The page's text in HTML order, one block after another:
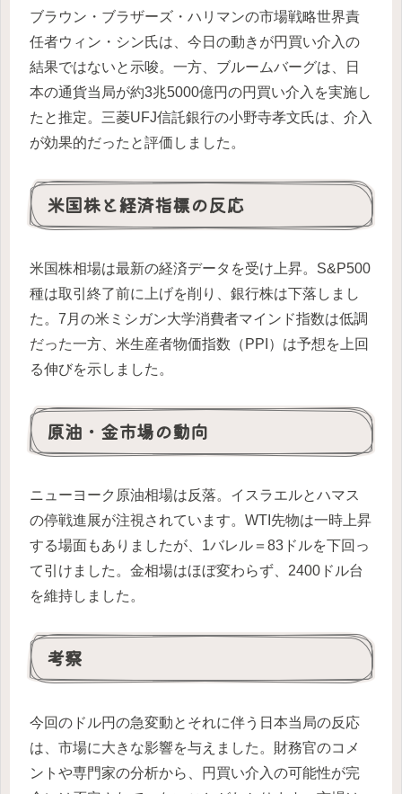
ブラウン・ブラザーズ・ハリマンの市場戦略世界責
任者ウィン・シン氏は、今日の動きが円買い介入の
結果ではないと示唆。一方、ブルームバーグは、日
本の通貨当局が約3兆5000億円の円買い介入を実施し
たと推定。三菱UFJ信託銀行の小野寺孝文氏は、介入
が効果的だったと評価しました。
米国株と経済指標の反応
米国株相場は最新の経済データを受け上昇。S&P500
種は取引終了前に上げを削り、銀行株は下落しまし
た。7月の米ミシガン大学消費者マインド指数は低調
だった一方、米生産者物価指数（PPI）は予想を上回
る伸びを示しました。
原油・金市場の動向
ニューヨーク原油相場は反落。イスラエルとハマス
の停戦進展が注視されています。WTI先物は一時上昇
する場面もありましたが、1バレル＝83ドルを下回っ
て引けました。金相場はほぼ変わらず、2400ドル台
を維持しました。
考察
今回のドル円の急変動とそれに伴う日本当局の反応
は、市場に大きな影響を与えました。財務官のコメ
ントや専門家の分析から、円買い介入の可能性が完